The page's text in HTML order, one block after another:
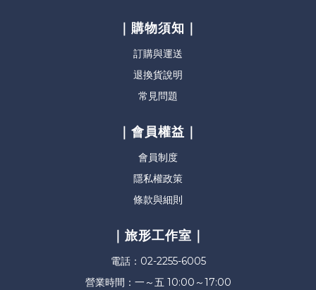
｜購物須知｜
訂購與運送
退換貨說明
常見問題
｜會員權益｜
會員制度
隱私權政策
條款與細則
｜旅形工作室｜
電話：02-2255-6005
營業時間：一～五 10:00～17:00